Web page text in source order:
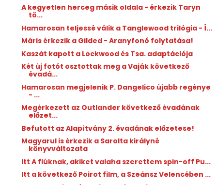
A kegyetlen herceg másik oldala - érkezik Taryn
tö...
Hamarosan teljessé válik a Tanglewood trilógia - Í...
Máris érkezik a Gilded - Aranyfonó folytatása!
Kaszát kapott a Lockwood és Tsa. adaptációja
Két új fotót osztottak meg a Vaják következő
évadá...
Hamarosan megjelenik P. Dangelico újabb regénye
- ...
Megérkezett az Outlander következő évadának
előzet...
Befutott az Alapítvány 2. évadának előzetese!
Magyarul is érkezik a Sarolta királyné
könyvváltozata
Itt A fiúknak, akiket valaha szerettem spin-off Pu...
Itt a következő Poirot film, a Szeánsz Velencében ...